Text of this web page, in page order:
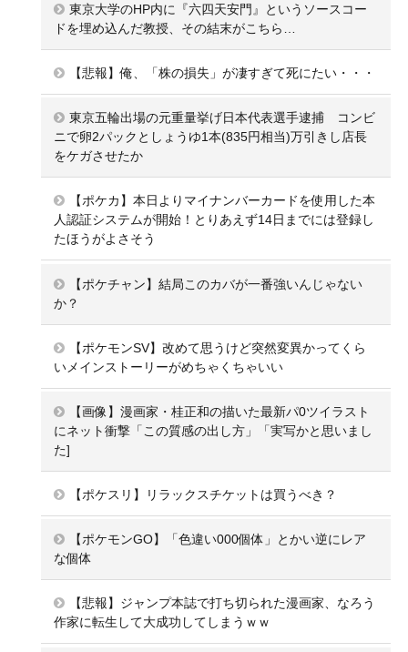
東京大学のHP内に『六四天安門』というソースコー
ドを埋め込んだ教授、その結末がこちら…
【悲報】俺、「株の損失」が凄すぎて死にたい・・・
東京五輪出場の元重量挙げ日本代表選手逮捕 コンビ
ニで卵2パックとしょうゆ1本(835円相当)万引きし店長
をケガさせたか
【ポケカ】本日よりマイナンバーカードを使用した本
人認証システムが開始！とりあえず14日までには登録し
たほうがよさそう
【ポケチャン】結局このカバが一番強いんじゃない
か？
【ポケモンSV】改めて思うけど突然変異かってくら
いメインストーリーがめちゃくちゃいい
【画像】漫画家・桂正和の描いた最新パ0ツイラスト
にネット衝撃「この質感の出し方」「実写かと思いまし
た]
【ポケスリ】リラックスチケットは買うべき？
【ポケモンGO】「色違い000個体」とかい逆にレア
な個体
【悲報】ジャンプ本誌で打ち切られた漫画家、なろう
作家に転生して大成功してしまうｗｗ